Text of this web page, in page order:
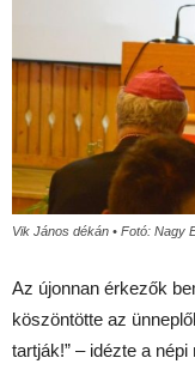
Vik János dékán • Fotó: Nagy
Az újonnan érkezők
köszöntötte az
tartják!” – idézte a